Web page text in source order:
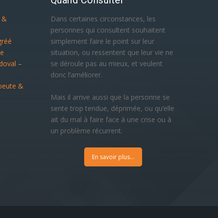
&
–
&
Dans certaines circonstances, les
personnes qui consultent souhaitent
simplement faire le point sur leur
situation, ou ressentent que leur vie ne
se déroule pas au mieux, et veulent
donc l’améliorer.
Mais il arrive aussi que la personne se
sente trop tendue, déprimée, ou qu’elle
ait du mal à faire face à une crise ou à
un problème récurrent.
En savoir plus...